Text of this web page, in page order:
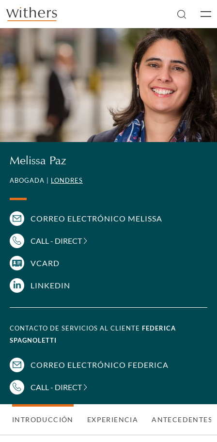
Skip to main content
Melissa Paz
ABOGADA | LONDRES
CORREO ELECTRÓNICO MELISSA
CALL - DIRECT
VCARD
LINKEDIN
CONTACTO DE SERVICIOS AL CLIENTE FEDERICA
SPAGNOLETTI
CORREO ELECTRÓNICO FEDERICA
CALL - DIRECT
INTRODUCCIÓN EXPERIENCIA ANTECEDENTES